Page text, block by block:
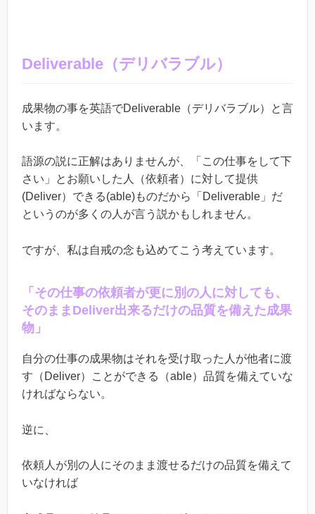
Deliverable（デリバラブル）
成果物の事を英語でDeliverable（デリバラブル）と言
います。
語源の説に正解はありませんが、「この仕事をして下
さい」とお願いした人（依頼者）に対して提供
(Deliver）できる(able)ものだから「Deliverable」だ
というのが多くの人が言う説かもしれません。
ですが、私は自戒の念も込めてこう考えています。
「その仕事の依頼者が更に別の人に対しても、
そのままDeliver出来るだけの品質を備えた成果
物」
自分の仕事の成果物はそれを受け取った人が他者に渡
す（Deliver）ことができる（able）品質を備えていな
ければならない。
逆に、
依頼人が別の人にそのまま渡せるだけの品質を備えて
いなければ